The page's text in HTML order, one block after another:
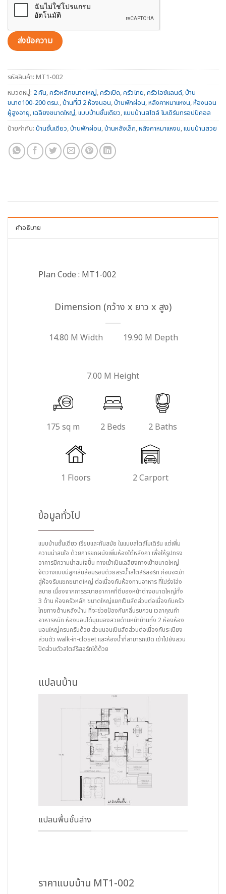
รหัสสินค้า: MT1-002
หมวดหมู่: 2 คัน,ครัวหลักขนาดใหญ่,ครัวเปิด,ครัวไทย,ครัวไอซ์แลนด์,บ้าน
ขนาด100-200 ตรม.,บ้านที่มี 2 ห้องนอน,บ้านพักผ่อน,หลังคาหมาแหงน,ห้องนอน
ผู้สูงอายุ,เฉลียงขนาดใหญ่,แบบบ้านชั้นเดียว,แบบบ้านสไตล์ โมเดิร์นทรอปปิคอล
ป้ายกำกับ: บ้านชั้นเดียว,บ้านพักผ่อน,บ้านหลังเล็ก,หลังคาหมาแหงน,แบบบ้านสวย
คำอธิบาย
Plan Code : MT1-002
Dimension (กว้าง x ยาว x สูง)
14.80 M Width 19.90 M Depth
7.00 M Height
175 sq m 2 Beds 2 Baths
1 Floors 2 Carport
ข้อมูลทั่วไป
แบบบ้านชั้นเดียว เรียบและทันสมัย ในแบบสไตล์โมเดิร์น แต่เพิ่ม
ความน่าสนใจ ด้วยการยกผนังเพิ่มห้องใต้หลังคา เพื่อให้รูปทรง
อาคารมีความน่าสนใจขึ้น ทางเข้าเป็นเฉลียงทางเข้าขนาดใหญ่
จัดวางแบบมีลูกเล่นล้อมรอบด้วยสระน้ำสไตล์รีสอร์ท ก่อนจะเข้า
สู่ห้องรับแขกขนาดใหญ่ ต่อเนื่องกับห้องทานอาหาร ที่โปร่งโล่ง
สบาย เนื่องจากการระบายอากาศที่ดีของหน้าต่างขนาดใหญ่ทั้ง
3 ด้าน ห้องครัวหลัก ขนาดใหญ่แยกเป็นสัดส่วนต่อเนื่องกับครัว
ไทยทางด้านหลังบ้าน ที่จะช่วยป้องกันกลิ่นรบกวน เวลาคุณทำ
อาหารหนัก ห้องนอนได้มุมมองสวยด้านหน้าบ้านทั้ง 2 ห้องห้อง
นอนใหญ่ครบครันด้วย ส่วนนอนเป็นสัดส่วนต่อเนื่องกับระเบียง
ส่วนตัว walk-in-closet และห้องน้ำที่สามารถเปิด เข้าไปยังสวน
ปิดส่วนตัวสไตล์รีสอร์ทได้ด้วย
แปลนบ้าน
แปลนพื้นชั้นล่าง
ราคาแบบบ้าน MT1-002